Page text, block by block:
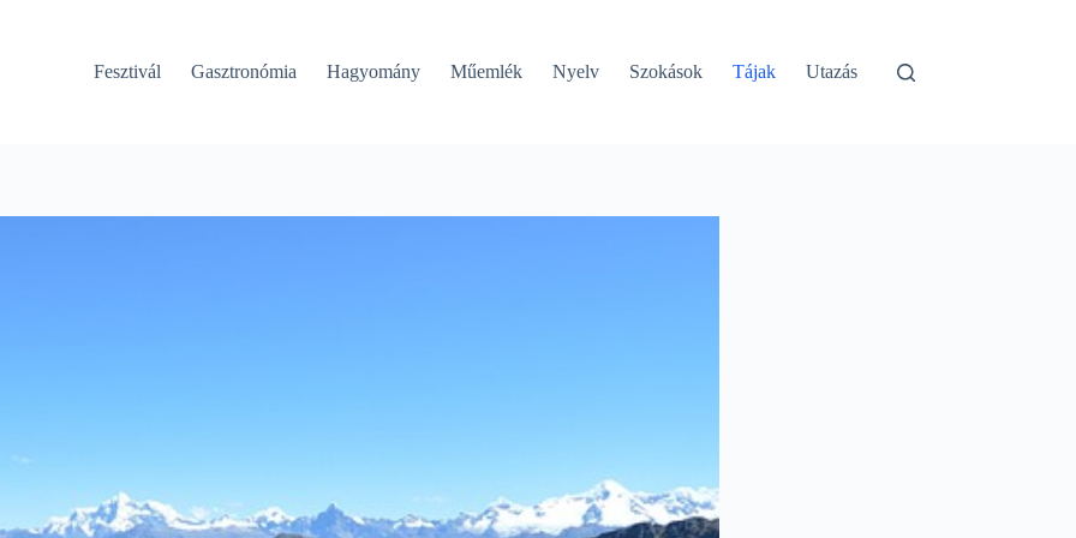
Fesztivál Gasztronómia Hagyomány Műemlék Nyelv Szokások Tájak Utazás